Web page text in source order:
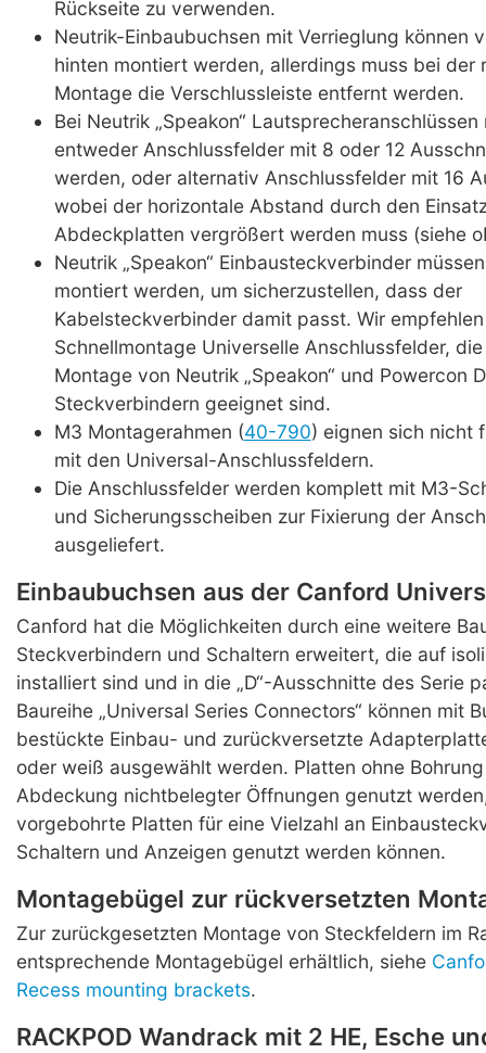
Rückseite zu verwenden.
Neutrik-Einbaubuchsen mit Verrieglung können
hinten montiert werden, allerdings muss bei der
Montage die Verschlussleiste entfernt werden.
Bei Neutrik „Speakon“ Lautsprecheranschlüssen
entweder Anschlussfelder mit 8 oder 12
werden, oder alternativ Anschlussfelder mit 16
wobei der horizontale Abstand durch den
Abdeckplatten vergrößert werden muss (siehe
Neutrik „Speakon“ Einbausteckverbinder
montiert werden, um sicherzustellen, dass der
Kabelsteckverbinder damit passt. Wir
Schnellmontage Universelle Anschlussfelder,
Montage von Neutrik „Speakon“ und Powercon
Steckverbindern geeignet sind.
M3 Montagerahmen (40-790) eignen sich nicht
mit den Universal-Anschlussfeldern.
Die Anschlussfelder werden komplett mit M3-
und Sicherungsscheiben zur Fixierung der
ausgeliefert.
Einbaubuchsen aus der Canford
Canford hat die Möglichkeiten durch eine weitere
Steckverbindern und Schaltern erweitert, die auf
installiert sind und in die „D“-Ausschnitte des Serie
Baureihe „Universal Series Connectors“ können mit
bestückte Einbau- und zurückversetzte
oder weiß ausgewählt werden. Platten ohne
Abdeckung nichtbelegter Öffnungen genutzt
vorgebohrte Platten für eine Vielzahl an
Schaltern und Anzeigen genutzt werden können.
Montagebügel zur rückversetzten
Zur zurückgesetzten Montage von Steckfeldern im
entsprechende Montagebügel erhältlich, siehe
Recess mounting brackets.
RACKPOD Wandrack mit 2 HE, Esche